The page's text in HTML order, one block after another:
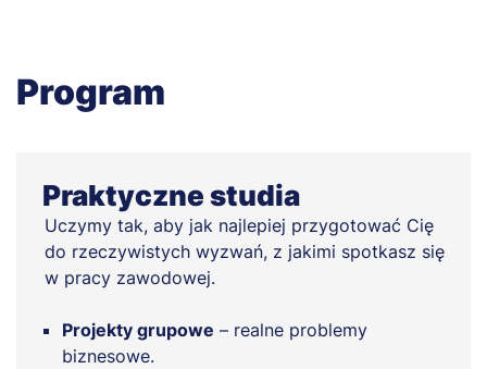
Program
Praktyczne studia
Uczymy tak, aby jak najlepiej przygotować Cię
do rzeczywistych wyzwań, z jakimi spotkasz się
w pracy zawodowej.
Projekty grupowe – realne problemy
biznesowe.